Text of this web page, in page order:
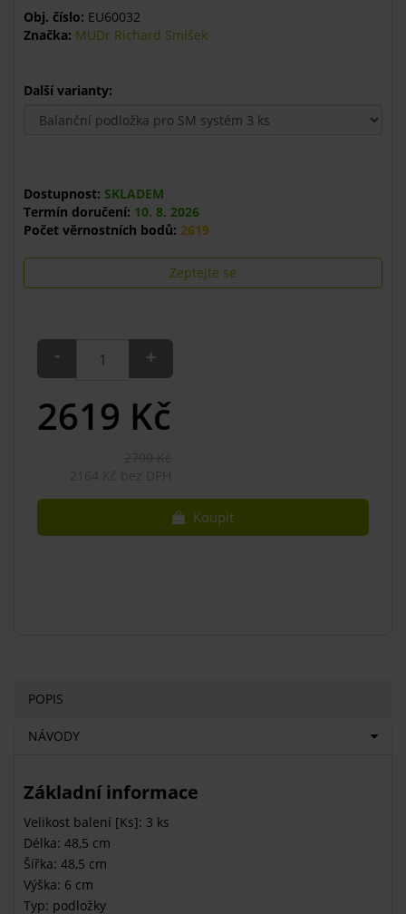
Obj. číslo: EU60032
Značka: MUDr Richard Smíšek
Další varianty:
Dostupnost: SKLADEM
Termín doručení: 10. 8. 2026
Počet věrnostních bodů: 2619
Zeptejte se
- +
2619 Kč
Koupit
POPIS
NÁVODY
Základní informace
Velikost balení [Ks]: 3 ks
Délka: 48,5 cm
Šířka: 48,5 cm
Výška: 6 cm
Typ: podložky